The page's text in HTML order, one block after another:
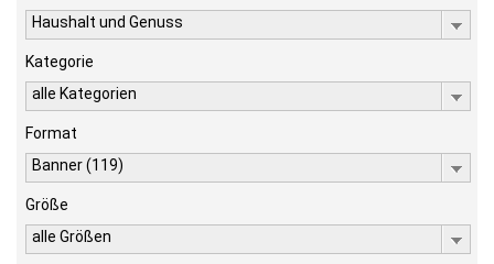
Haushalt und Genuss
Kategorie
alle Kategorien
Format
Banner (119)
Größe
alle Größen